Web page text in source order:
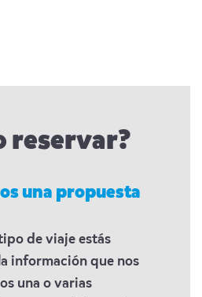
reservar?
una propuesta
de viaje estás
información que nos
una o varias